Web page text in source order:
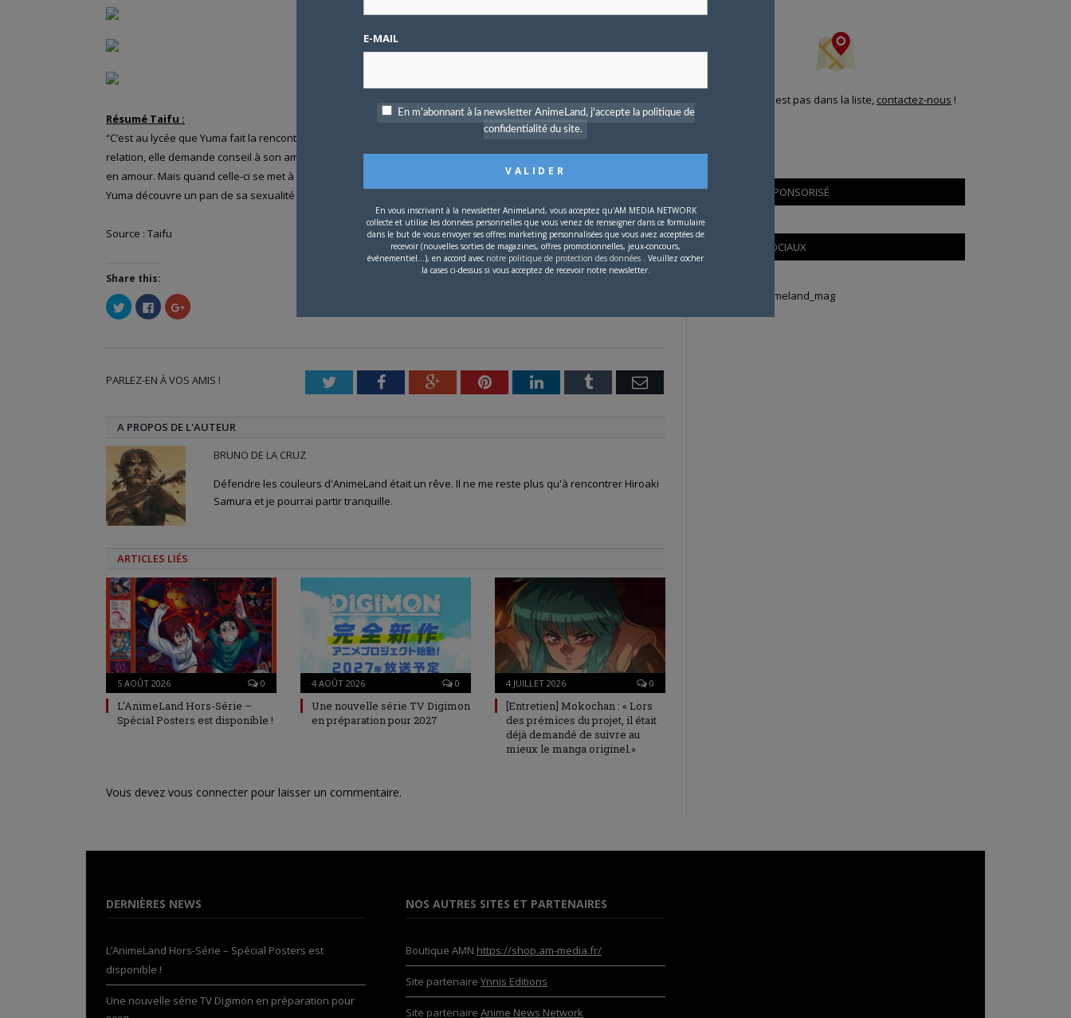
Résumé Taifu :
“C’est au lycée que Yuma fait la rencontre de son premier petit ami. Ne sachant comment faire avancer cette
relation, elle demande conseil à son amie d’enfance, Hotaru, une charmante brune bien plus expérimentée qu’elle
en amour. Mais quand celle-ci se met à toucher et à embrasser sa meilleure amie en guise d’« entraînement »,
Yuma découvre un pan de sa sexualité dont elle ignorait tout… et dont son copain ne fait certainement pas partie.”.
Source : Taifu
Share this:
Cliquez
pour
partager
fenêtre)
Cliquez
pour
partager
fenêtre)
Cliquez
pour
nouvelle
PARLEZ-EN À VOS AMIS ! TwitterFacebookGoogle+PinterestLinkedInTumblr Email
A PROPOS DE L'AUTEUR
BRUNO DE LA CRUZ
Défendre les couleurs d'AnimeLand était un rêve. Il ne me reste plus qu'à rencontrer Hiroaki
Samura et je pourrai partir tranquille.
ARTICLES LIÉS
5 AOÛT 2026 0
L’AnimeLand Hors-Série –
Spécial Posters est disponible !
4 AOÛT 2026 0
Une nouvelle série TV Digimon
en préparation pour 2027
4 JUILLET 2026 0
[Entretien] Mokochan : « Lors
des prémices du projet, il était
déjà demandé de suivre au
mieux le manga originel.»
Vous devez vous connecter pour laisser un commentaire.
Si votre ville n'est pas dans la liste, contactez-nous !
CONTENU SPONSORISÉ
RÉSEAUX SOCIAUX
Tweets by Animeland_mag
DERNIÈRES NEWS
L’AnimeLand Hors-Série – Spécial Posters est
disponible !
Une nouvelle série TV Digimon en préparation pour
NOS AUTRES SITES ET PARTENAIRES
Boutique AMN https://shop.am-media.fr/
Site partenaire Ynnis Editions
Site partenaire Anime News Network
E-MAIL
En m'abonnant à la newsletter AnimeLand, j'accepte la politique de
confidentialité du site.
En vous inscrivant à la newsletter AnimeLand, vous acceptez qu'AM MEDIA NETWORK
collecte et utilise les données personnelles que vous venez de renseigner dans ce formulaire
dans le but de vous envoyer ses offres marketing personnalisées que vous avez acceptées de
recevoir (nouvelles sorties de magazines, offres promotionnelles, jeux-concours,
événementiel...), en accord avec notre politique de protection des données . Veuillez cocher
la cases ci-dessus si vous acceptez de recevoir notre newsletter.